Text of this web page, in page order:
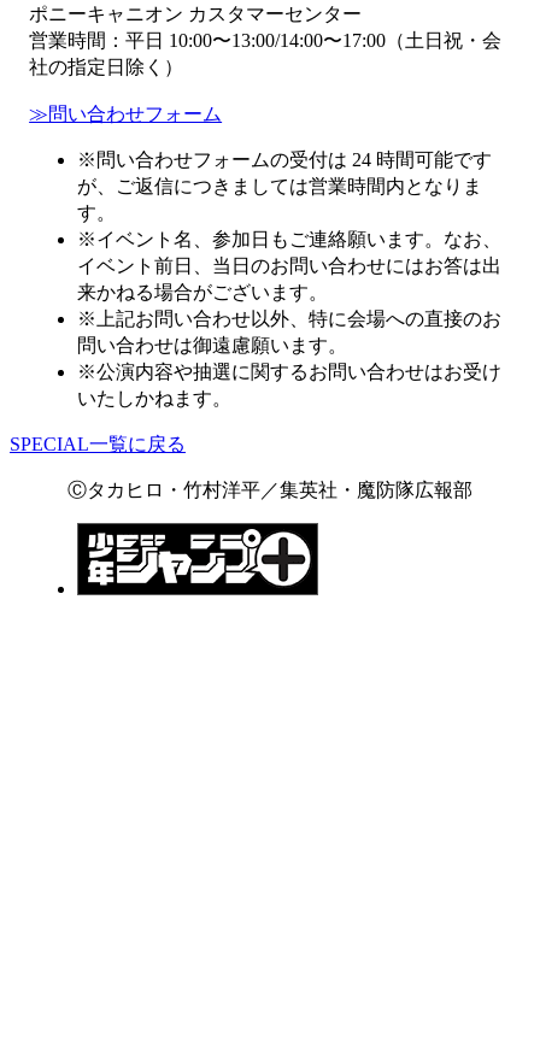
ポニーキャニオン カスタマーセンター
営業時間：平日 10:00〜13:00/14:00〜17:00（土日祝・会
社の指定日除く）
≫問い合わせフォーム
※問い合わせフォームの受付は 24 時間可能です
が、ご返信につきましては営業時間内となりま
す。
※イベント名、参加⽇もご連絡願います。なお、
イベント前日、当日のお問い合わせにはお答は出
来かねる場合がございます。
※上記お問い合わせ以外、特に会場への直接のお
問い合わせは御遠慮願います。
※公演内容や抽選に関するお問い合わせはお受け
いたしかねます。
SPECIAL一覧に戻る
Ⓒタカヒロ・竹村洋平／集英社・魔防隊広報部